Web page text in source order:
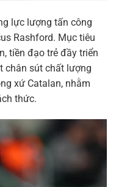
lực lượng tấn công
Rashford. Mục tiêu
tiền đạo trẻ đầy triển
chân sút chất lượng
xứ Catalan, nhằm
thức.